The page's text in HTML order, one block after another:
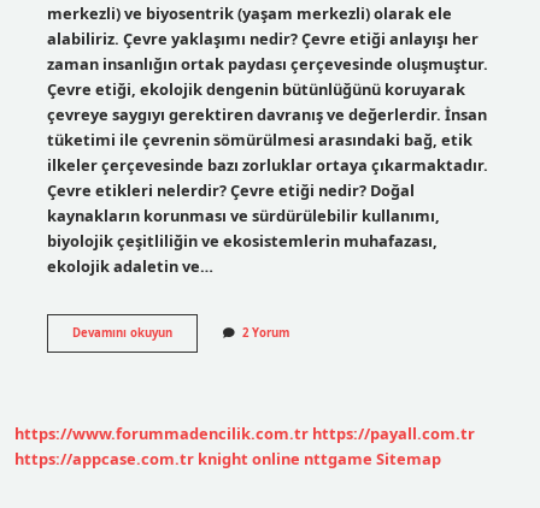
merkezli) ve biyosentrik (yaşam merkezli) olarak ele
alabiliriz. Çevre yaklaşımı nedir? Çevre etiği anlayışı her
zaman insanlığın ortak paydası çerçevesinde oluşmuştur.
Çevre etiği, ekolojik dengenin bütünlüğünü koruyarak
çevreye saygıyı gerektiren davranış ve değerlerdir. İnsan
tüketimi ile çevrenin sömürülmesi arasındaki bağ, etik
ilkeler çerçevesinde bazı zorluklar ortaya çıkarmaktadır.
Çevre etikleri nelerdir? Çevre etiği nedir? Doğal
kaynakların korunması ve sürdürülebilir kullanımı,
biyolojik çeşitliliğin ve ekosistemlerin muhafazası,
ekolojik adaletin ve…
Devamını okuyunÇevre
Etiği
2 Yorum
https://www.forummadencilik.com.tr https://payall.com.tr
https://appcase.com.tr knight online nttgame Sitemap